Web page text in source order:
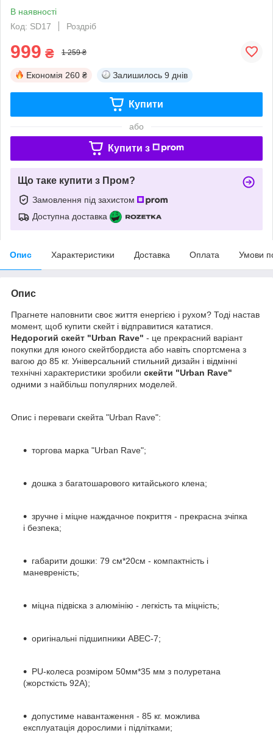
В наявності
Код: SD17
Роздріб
999 ₴ 1 259 ₴
Економія 260 ₴ Залишилось 9 днів
Купити
або
Купити з
Що таке купити з Пром?
Замовлення під захистом
Доступна доставка
Опис Характеристики Доставка Оплата Умови
Опис
Прагнете наповнити своє життя енергією і рухом? Тоді настав
момент, щоб купити скейт і відправитися кататися.
Недорогий скейт "Urban Rave" - це прекрасний варіант
покупки для юного скейтбордиста або навіть спортсмена з
вагою до 85 кг. Універсальний стильний дизайн і відмінні
технічні характеристики зробили скейти "Urban Rave"
одними з найбільш популярних моделей.
Опис і переваги скейта "Urban Rave":
торгова марка "Urban Rave";
дошка з багатошарового китайського клена;
зручне і міцне наждачное покриття - прекрасна зчіпка
і безпека;
габарити дошки: 79 см*20см - компактність і
маневреність;
міцна підвіска з алюмінію - легкість та міцність;
оригінальні підшипники ABEC-7;
PU-колеса розміром 50мм*35 мм з полуретана
(жорсткість 92А);
допустиме навантаження - 85 кг. можлива
експлуатація дорослими і підлітками;